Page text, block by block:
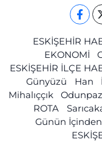
ESKİŞEHİR
EKONOMİ
ESKİŞEHİR İLÇE
Günyüzü
Han
Mihalıççık
ROTA
Günün İçinden